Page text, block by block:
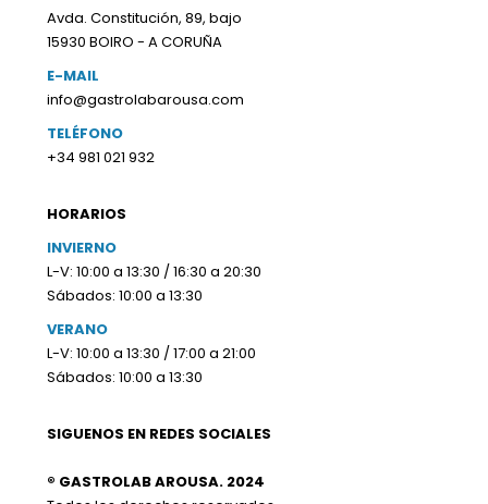
Avda. Constitución, 89, bajo
15930 BOIRO - A CORUÑA
E-MAIL
info@gastrolabarousa.com
TELÉFONO
+34 981 021 932
HORARIOS
INVIERNO
L-V: 10:00 a 13:30 / 16:30 a 20:30
Sábados: 10:00 a 13:30
VERANO
L-V: 10:00 a 13:30 / 17:00 a 21:00
Sábados: 10:00 a 13:30
SIGUENOS EN REDES SOCIALES
® GASTROLAB AROUSA. 2024